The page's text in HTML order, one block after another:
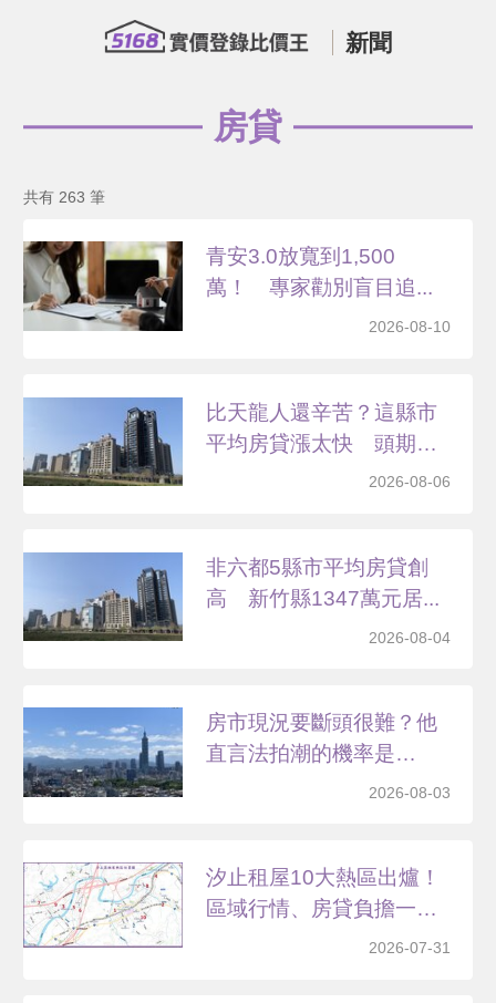
新聞
房貸
共有 263 筆
青安3.0放寬到1,500
萬！ 專家勸別盲目追...
2026-08-10
比天龍人還辛苦？這縣市
平均房貸漲太快 頭期款
2026-08-06
非六都5縣市平均房貸創
高 新竹縣1347萬元居...
2026-08-04
房市現況要斷頭很難？他
直言法拍潮的機率是…
2026-08-03
汐止租屋10大熱區出爐！
區域行情、房貸負擔一
2026-07-31